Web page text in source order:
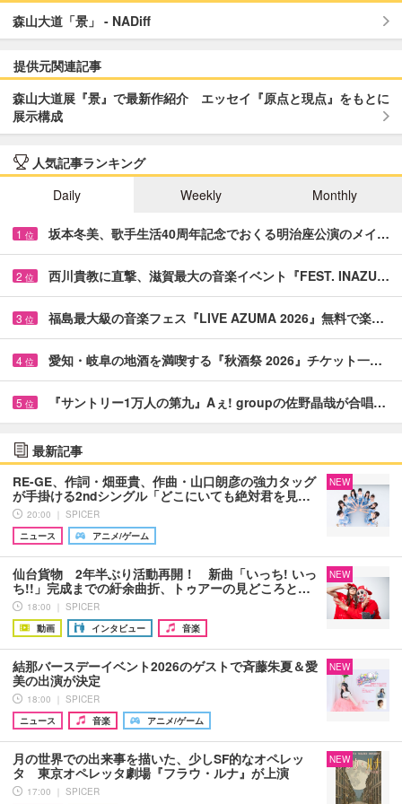
森山大道「景」 - NADiff
提供元関連記事
森山大道展『景』で最新作紹介 エッセイ『原点と現点』をもとに
展示構成
人気記事ランキング
Daily
Weekly Monthly
1 位 坂本冬美、歌手生活40周年記念でおくる明治座公演のメイ…
2 位 西川貴教に直撃、滋賀最大の音楽イベント『FEST. INAZU…
3 位 福島最大級の音楽フェス『LIVE AZUMA 2026』無料で楽…
4 位 愛知・岐阜の地酒を満喫する『秋酒祭 2026』チケット一…
5 位 『サントリー1万人の第九』Aぇ! groupの佐野晶哉が合唱…
最新記事
RE-GE、作詞・畑亜貴、作曲・山口朗彦の強力タッグ
が手掛ける2ndシングル「どこにいても絶対君を見…
20:00 ｜ SPICER
ニュース
アニメ/ゲーム
NEW
仙台貨物 2年半ぶり活動再開！ 新曲「いっち! いっ
ち!!」完成までの紆余曲折、トゥアーの見どころと…
18:00 ｜ SPICER
動画
インタビュー 音楽
NEW
結那バースデーイベント2026のゲストで斉藤朱夏＆愛
美の出演が決定
18:00 ｜ SPICER
ニュース
音楽 アニメ/ゲーム
NEW
月の世界での出来事を描いた、少しSF的なオペレッ
タ 東京オペレッタ劇場『フラウ・ルナ』が上演
17:00 ｜ SPICER
NEW